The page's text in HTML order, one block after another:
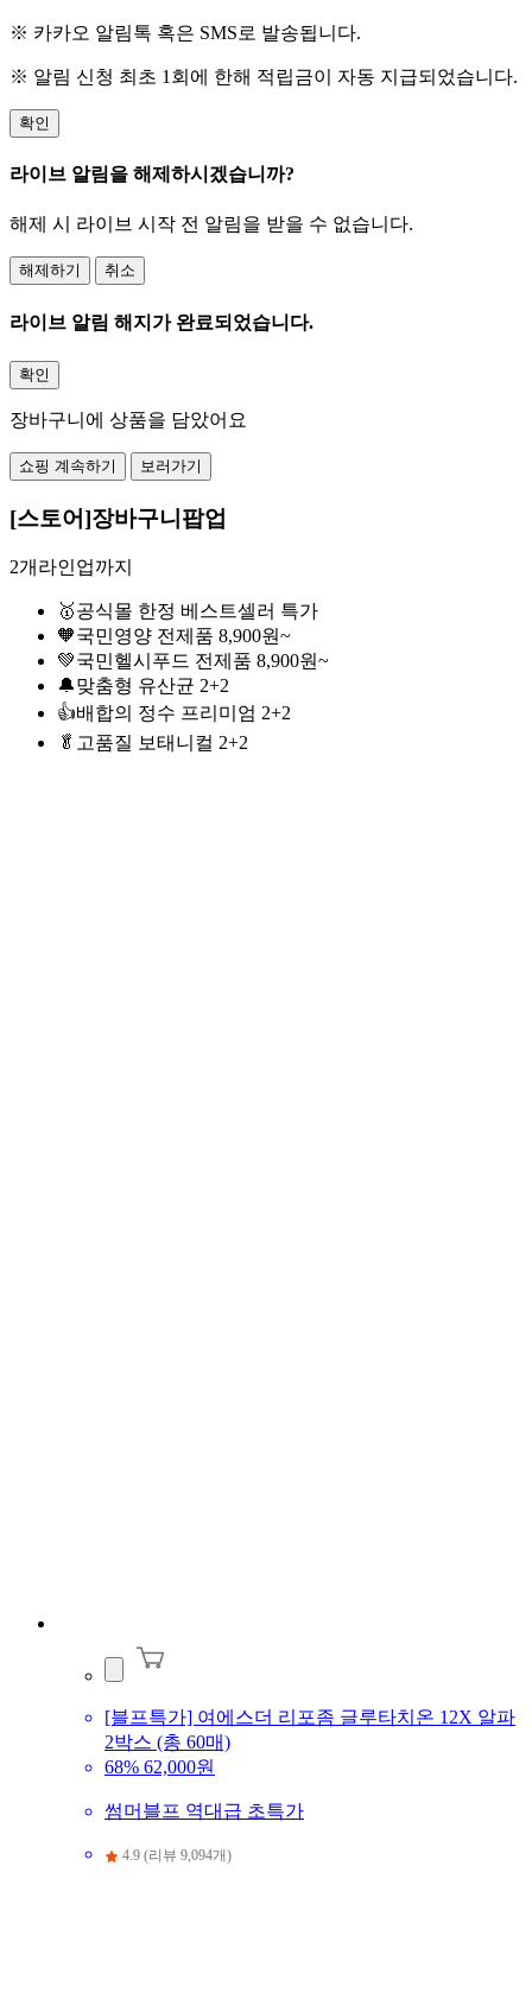
※ 카카오 알림톡 혹은 SMS로 발송됩니다.
※ 알림 신청 최초 1회에 한해 적립금이 자동 지급되었습니다.
확인
라이브 알림을 해제하시겠습니까?
해제 시 라이브 시작 전 알림을 받을 수 없습니다.
해제하기 취소
라이브 알림 해지가 완료되었습니다.
확인
장바구니에 상품을 담았어요
쇼핑 계속하기 보러가기
[스토어]장바구니팝업
2개라인업까지
🥇공식몰 한정 베스트셀러 특가
🧡국민영양 전제품 8,900원~
💚국민헬시푸드 전제품 8,900원~
🔔맞춤형 유산균 2+2
👍배합의 정수 프리미엄 2+2
🥬고품질 보태니컬 2+2
[블프특가] 여에스더 리포좀 글루타치온 12X 알파
2박스 (총 60매)
68% 62,000원
썸머블프 역대급 초특가
4.9 (리뷰 9,094개)